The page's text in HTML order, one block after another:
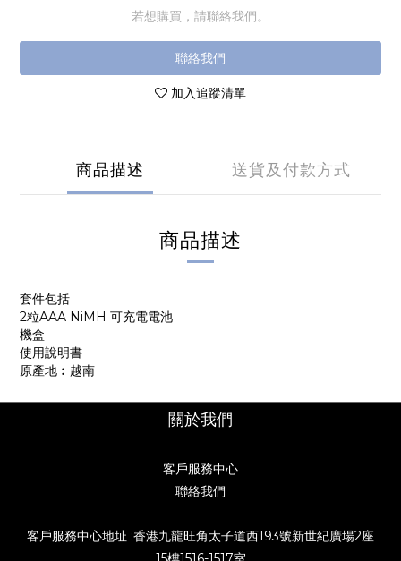
若想購買，請聯絡我們。
聯絡我們
加入追蹤清單
商品描述 送貨及付款方式
商品描述
套件包括
2粒AAA NiMH 可充電電池
機盒
使用說明書
原產地︰越南
關於我們
客戶服務中心
聯絡我們
客戶服務中心地址 :香港九龍旺角太子道西193號新世紀廣場2座